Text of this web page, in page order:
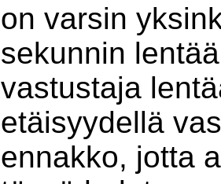
on varsin
sekunnin
vastustaja
etäisyydellä
ennakko, jotta